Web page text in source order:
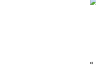
«